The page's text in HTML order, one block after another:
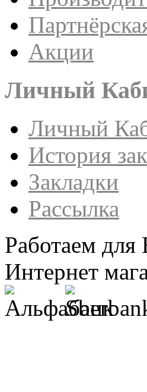
Акции
Личный
Личный
История
Закладки
Рассылка
Работаем для
Интернет